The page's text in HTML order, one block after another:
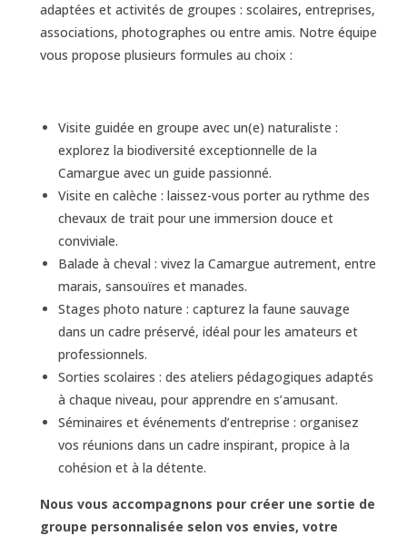
adaptées et activités de groupes : scolaires, entreprises,
associations, photographes ou entre amis. Notre équipe
vous propose plusieurs formules au choix :
Visite guidée en groupe avec un(e) naturaliste :
explorez la biodiversité exceptionnelle de la
Camargue avec un guide passionné.
Visite en calèche : laissez-vous porter au rythme des
chevaux de trait pour une immersion douce et
conviviale.
Balade à cheval : vivez la Camargue autrement, entre
marais, sansouïres et manades.
Stages photo nature : capturez la faune sauvage
dans un cadre préservé, idéal pour les amateurs et
professionnels.
Sorties scolaires : des ateliers pédagogiques adaptés
à chaque niveau, pour apprendre en s’amusant.
Séminaires et événements d’entreprise : organisez
vos réunions dans un cadre inspirant, propice à la
cohésion et à la détente.
Nous vous accompagnons pour créer une sortie de
groupe personnalisée selon vos envies, votre